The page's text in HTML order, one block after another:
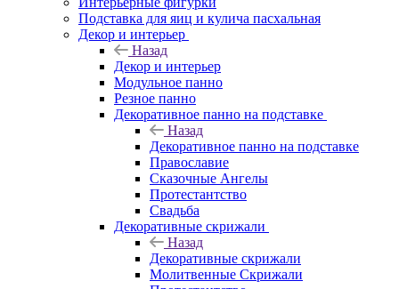
Подставка для яиц и кулича пасхальная
Декор и интерьер
Назад
Декор и интерьер
Модульное панно
Резное панно
Декоративное панно на подставке
Назад
Декоративное панно на подставке
Православие
Сказочные Ангелы
Протестантство
Свадьба
Декоративные скрижали
Назад
Декоративные скрижали
Молитвенные Скрижали